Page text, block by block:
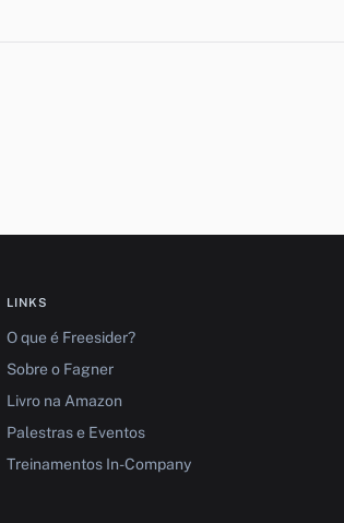
LINKS
O que é Freesider?
Sobre o Fagner
Livro na Amazon
Palestras e Eventos
Treinamentos In-Company